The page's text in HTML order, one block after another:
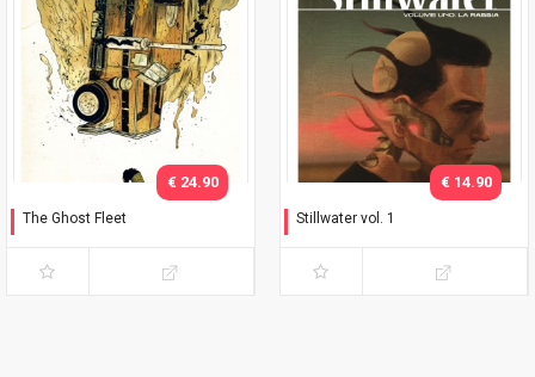
The Ghost Fleet
€ 24.90
Stillwater vol. 1
€ 14.90